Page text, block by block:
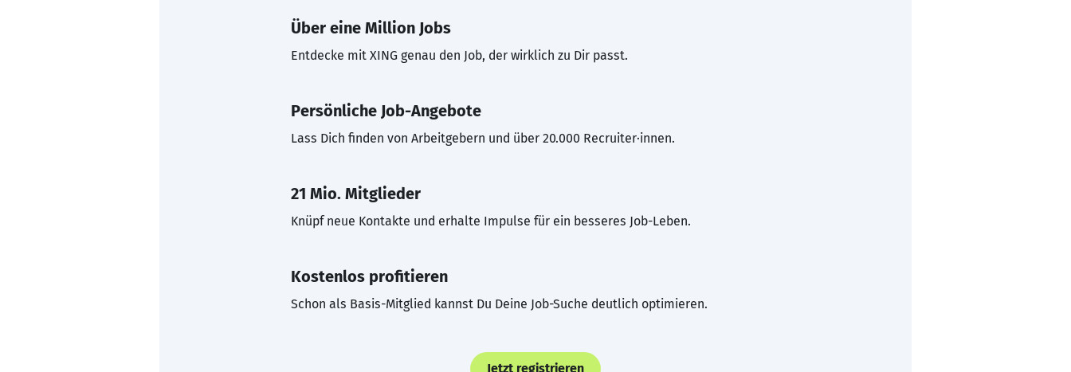
Über eine Million Jobs
Entdecke mit XING genau den Job, der wirklich zu Dir passt.
Persönliche Job-Angebote
Lass Dich finden von Arbeitgebern und über 20.000 Recruiter·innen.
21 Mio. Mitglieder
Knüpf neue Kontakte und erhalte Impulse für ein besseres Job-Leben.
Kostenlos profitieren
Schon als Basis-Mitglied kannst Du Deine Job-Suche deutlich optimieren.
Jetzt registrieren